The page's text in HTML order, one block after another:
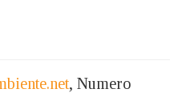
, Numero